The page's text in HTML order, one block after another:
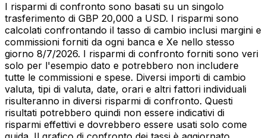
I risparmi di confronto sono basati su un singolo
trasferimento di GBP 20,000 a USD. I risparmi sono
calcolati confrontando il tasso di cambio inclusi margini e
commissioni forniti da ogni banca e Xe nello stesso
giorno 8/7/2026. I risparmi di confronto forniti sono veri
solo per l'esempio dato e potrebbero non includere
tutte le commissioni e spese. Diversi importi di cambio
valuta, tipi di valuta, date, orari e altri fattori individuali
risulteranno in diversi risparmi di confronto. Questi
risultati potrebbero quindi non essere indicativi di
risparmi effettivi e dovrebbero essere usati solo come